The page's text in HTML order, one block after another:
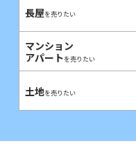
長屋を売りたい
マンション
アパートを売りたい
土地を売りたい